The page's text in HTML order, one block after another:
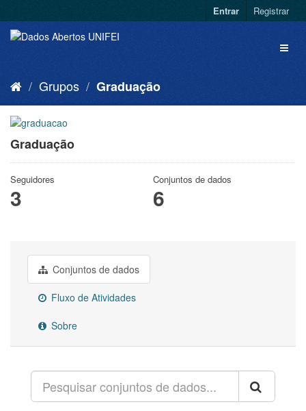
Entrar Registrar
Grupos Graduação
Graduação
Seguidores
3
Conjuntos de dados
6
Conjuntos de dados
Fluxo de Atividades
Sobre